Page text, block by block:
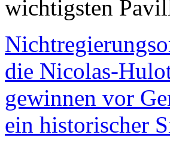
wichtigsten
die Nicolas-
gewinnen vor
ein historischer